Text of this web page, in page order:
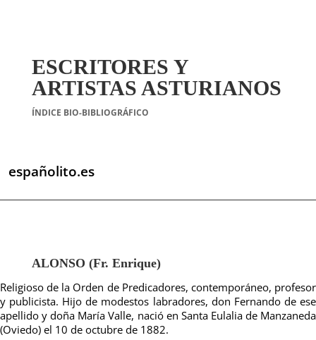
ESCRITORES Y
ARTISTAS ASTURIANOS
ÍNDICE BIO-BIBLIOGRÁFICO
españolito.es
ALONSO (Fr. Enrique)
Religioso de la Orden de Predicadores, contemporáneo, profesor
y publicista. Hijo de modestos labradores, don Fernando de ese
apellido y doña María Valle, nació en Santa Eulalia de Manzaneda
(Oviedo) el 10 de octubre de 1882.